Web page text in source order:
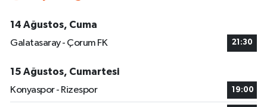
14 Ağustos, Cuma
Galatasaray - Çorum FK
21:30
15 Ağustos, Cumartesi
Konyaspor - Rizespor
19:00